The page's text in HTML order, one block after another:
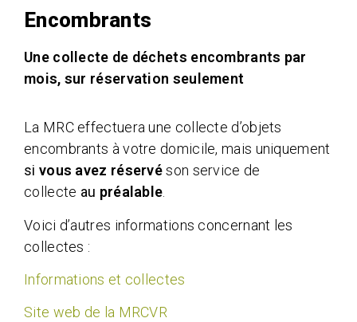
Encombrants
Une collecte de déchets encombrants par
mois, sur réservation seulement
La MRC effectuera une collecte d’objets
encombrants à votre domicile, mais uniquement
si vous avez réservéson service de
collecte au préalable
Voici d’autres informations concernant les
collectes :
Informations et collectes
Site web de la MRCVR